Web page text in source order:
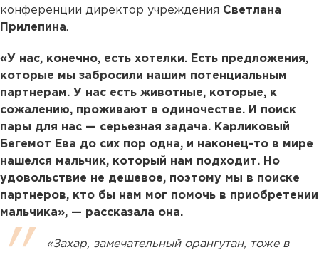
конференции директор учреждения Светлана
Прилепина.
«У нас, конечно, есть хотелки. Есть предложения,
которые мы забросили нашим потенциальным
партнерам. У нас есть животные, которые, к
сожалению, проживают в одиночестве. И поиск
пары для нас — серьезная задача. Карликовый
Бегемот Ева до сих пор одна, и наконец-то в мире
нашелся мальчик, который нам подходит. Но
удовольствие не дешевое, поэтому мы в поиске
партнеров, кто бы нам мог помочь в приобретении
мальчика», — рассказала она.
«Захар, замечательный орангутан, тоже в